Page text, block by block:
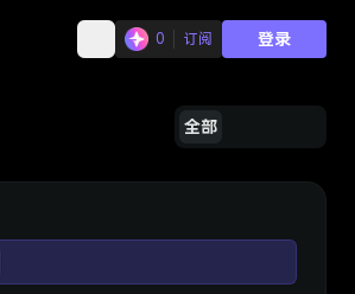
0 订阅 登录
全部